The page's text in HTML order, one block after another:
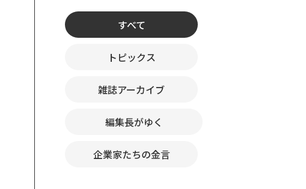
すべて
トピックス
雑誌アーカイブ
編集長がゆく
企業家たちの金言